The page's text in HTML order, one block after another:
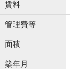
賃料
管理費等
面積
築年月